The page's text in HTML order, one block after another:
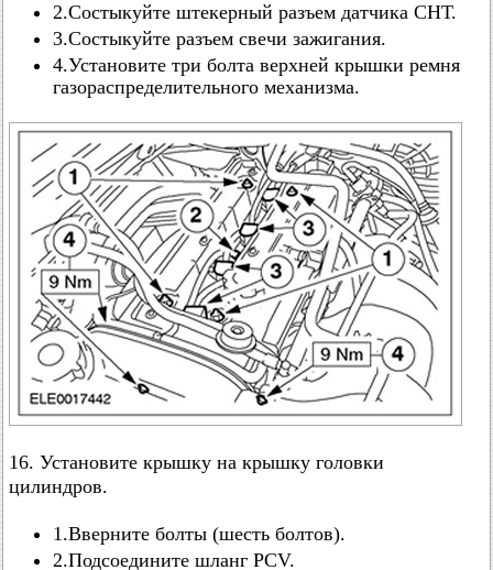
2.Состыкуйте штекерный разъем датчика СНТ.
3.Состыкуйте разъем свечи зажигания.
4.Установите три болта верхней крышки ремня
газораспределительного механизма.
16. Установите крышку на крышку головки
цилиндров.
1.Вверните болты (шесть болтов).
2.Подсоедините шланг PCV.